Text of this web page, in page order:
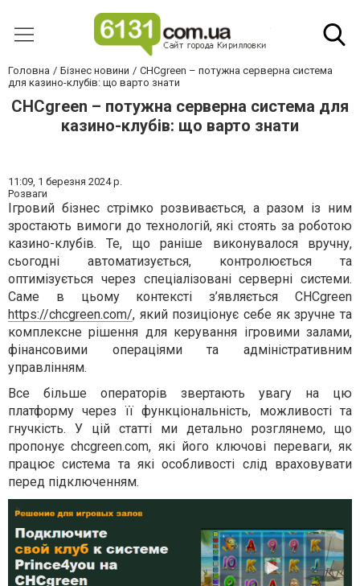
Головна Бізнес новини
CHCgreen – потужна серверна система
для казино-клубів: що варто знати
CHCgreen – потужна серверна система для
казино-клубів: що варто знати
11:09, 1 березня 2024 р.
Розваги
Ігровий бізнес стрімко розвивається, а разом із ним
зростають вимоги до технологій, які стоять за роботою
казино-клубів. Те, що раніше виконувалося вручну,
сьогодні автоматизується, контролюється та
оптимізується через спеціалізовані серверні системи.
Саме в цьому контексті з’являється CHCgreen
https://chcgreen.com/, який позиціонує себе як зручне та
комплексне рішення для керування ігровими залами,
фінансовими операціями та адміністративним
управлінням.
Все більше операторів звертають увагу на цю
платформу через її функціональність, можливості та
гнучкість. У цій статті ми детально розглянемо, що
пропонує chcgreen.com, які його ключові переваги, як
працює система та які особливості слід враховувати
перед підключенням.